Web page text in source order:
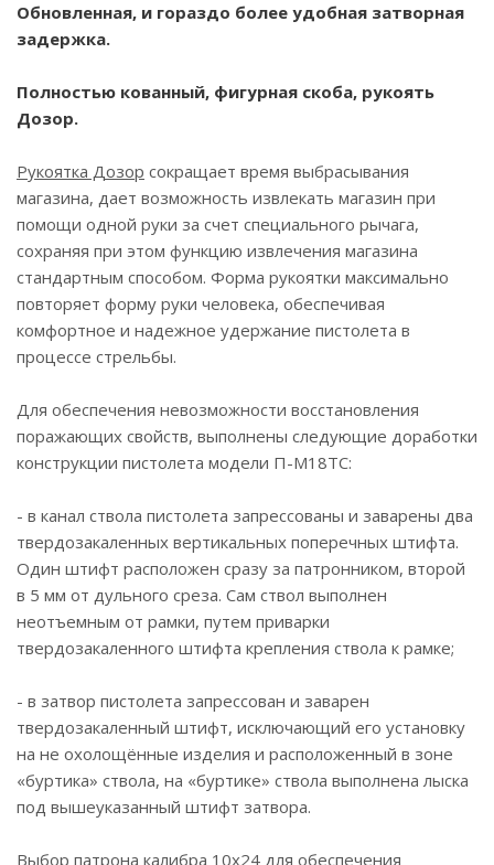
Обновленная, и гораздо более удобная затворная
задержка.
Полностью кованный, фигурная скоба, рукоять
Дозор.
Рукоятка Дозор сокращает время выбрасывания
магазина, дает возможность извлекать магазин при
помощи одной руки за счет специального рычага,
сохраняя при этом функцию извлечения магазина
стандартным способом. Форма рукоятки максимально
повторяет форму руки человека, обеспечивая
комфортное и надежное удержание пистолета в
процессе стрельбы.
Для обеспечения невозможности восстановления
поражающих свойств, выполнены следующие доработки
конструкции пистолета модели П-М18ТС:
- в канал ствола пистолета запрессованы и заварены два
твердозакаленных вертикальных поперечных штифта.
Один штифт расположен сразу за патронником, второй
в 5 мм от дульного среза. Сам ствол выполнен
неотъемным от рамки, путем приварки
твердозакаленного штифта крепления ствола к рамке;
- в затвор пистолета запрессован и заварен
твердозакаленный штифт, исключающий его установку
на не охолощённые изделия и расположенный в зоне
«буртика» ствола, на «буртике» ствола выполнена лыска
под вышеуказанный штифт затвора.
Выбор патрона калибра 10х24 для обеспечения